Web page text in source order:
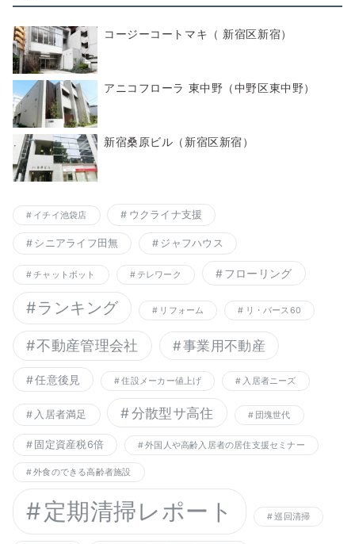
コージーコートマキ（ 新宿区新宿）
アニコフローラ 東中野（中野区東中野）
新宿桑原ビル（新宿区新宿）
イチイ池袋店 ウクライナ支援
シニアライフ田無 ジャフハウス
チャットボット テレワーク フローリング
ランキング リフォーム リ・バース60
不動産管理会社 事業用不動産
任意後見 住設メーカー値上げ 入居者ニーズ
入居者満足 分散型サ高住 団塊世代
固定資産税6倍 外国人や高齢入居者の居住支援セミナー
外食のできる高齢者施設
定期清掃レポート 巡回清掃